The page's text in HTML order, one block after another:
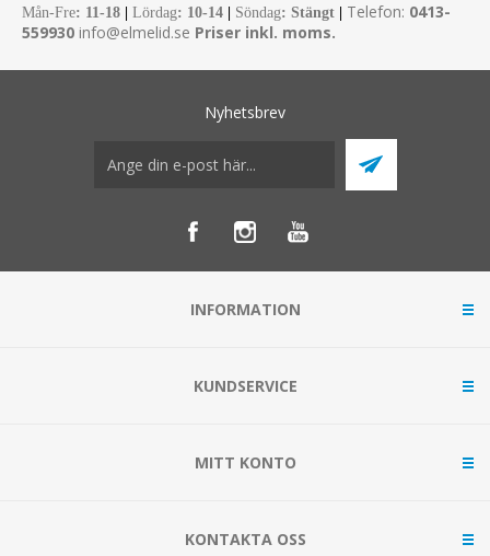
Mån-Fre: 11-18 Lördag: 10-14 Söndag: Stängt Telefon: 0413-
559930 info@elmelid.se Priser inkl. moms.
Nyhetsbrev
INFORMATION
KUNDSERVICE
MITT KONTO
KONTAKTA OSS